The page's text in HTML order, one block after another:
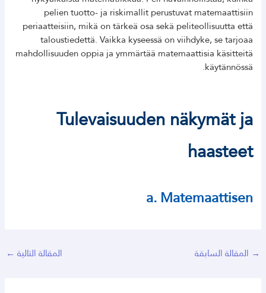
pelien tuotto- ja riskimallit perustuvat matemaattisiin
periaatteisiin, mikä on tärkeä osa sekä peliteollisuutta että
taloustiedettä. Vaikka kyseessä on viihdyke, se tarjoaa
mahdollisuuden oppia ja ymmärtää matemaattisia käsitteitä
käytännössä.
Tulevaisuuden näkymät ja
haasteet
a. Matemaattisen
→ المقالة السابقة المقالة التالية ←